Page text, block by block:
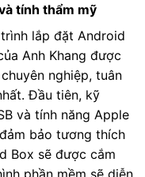
tính thẩm mỹ
lắp đặt Android
Anh Khang được
nghiệp, tuân
Đầu tiên, kỹ
và tính năng Apple
bảo tương thích
Box sẽ được cắm
phần mềm sẽ diễn